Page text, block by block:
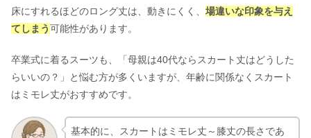
床にすれるほどのロング丈は、動きにくく、 場違いな印象を与え
てしまう可能性があります。
卒業式に着るスーツも、「母親は40代ならスカート丈はどうした
らいいの？」と悩む方が多くいますが、年齢に関係なくスカート
はミモレ丈がおすすめです。
基本的に、スカートはミモレ丈～膝丈の長さであ